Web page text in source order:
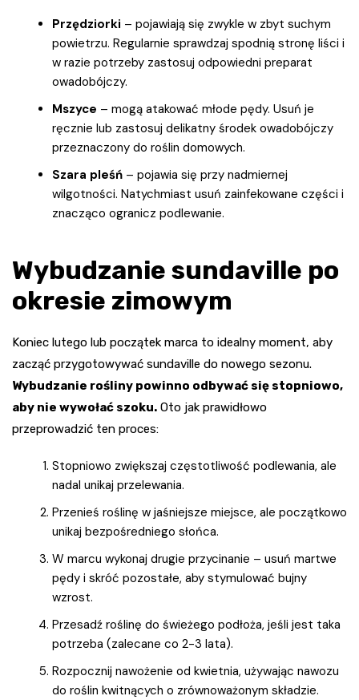
Przędziorki – pojawiają się zwykle w zbyt suchym
powietrzu. Regularnie sprawdzaj spodnią stronę liści i
w razie potrzeby zastosuj odpowiedni preparat
owadobójczy.
Mszyce – mogą atakować młode pędy. Usuń je
ręcznie lub zastosuj delikatny środek owadobójczy
przeznaczony do roślin domowych.
Szara pleśń – pojawia się przy nadmiernej
wilgotności. Natychmiast usuń zainfekowane części i
znacząco ogranicz podlewanie.
Wybudzanie sundaville po
okresie zimowym
Koniec lutego lub początek marca to idealny moment, aby
zacząć przygotowywać sundaville do nowego sezonu.
Wybudzanie rośliny powinno odbywać się stopniowo,
aby nie wywołać szoku. Oto jak prawidłowo
przeprowadzić ten proces:
Stopniowo zwiększaj częstotliwość podlewania, ale
nadal unikaj przelewania.
Przenieś roślinę w jaśniejsze miejsce, ale początkowo
unikaj bezpośredniego słońca.
W marcu wykonaj drugie przycinanie – usuń martwe
pędy i skróć pozostałe, aby stymulować bujny
wzrost.
Przesadź roślinę do świeżego podłoża, jeśli jest taka
potrzeba (zalecane co 2-3 lata).
Rozpocznij nawożenie od kwietnia, używając nawozu
do roślin kwitnących o zrównoważonym składzie.